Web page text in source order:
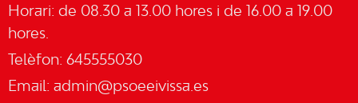
Horari: de 08.30 a 13.00 hores i de 16.00 a 19.00
hores.
Telèfon: 645555030
Email: admin@psoeeivissa.es